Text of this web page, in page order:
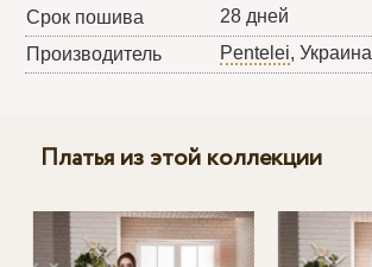
Срок пошива
28 дней
Производитель
Pentelei, Украина
Платья из этой коллекции